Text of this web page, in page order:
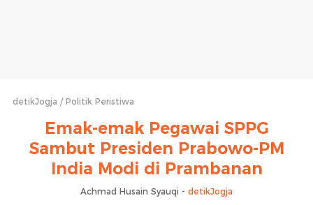
detikJogja Politik Peristiwa
Emak-emak Pegawai SPPG
Sambut Presiden Prabowo-PM
India Modi di Prambanan
Achmad Husain Syauqi - detikJogja